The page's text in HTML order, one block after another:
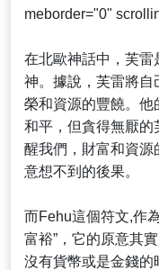
meborder="0"
在北歐神話中，芙雷
神。據說，芙雷將自
榮和資源的豐饒。他
和平，但貪得無厭的
醒我們，財富和資源
意想不到的後果。
而Fehu這個符文,作
富裕”，它的原意其
沒有貨幣或是金錢的